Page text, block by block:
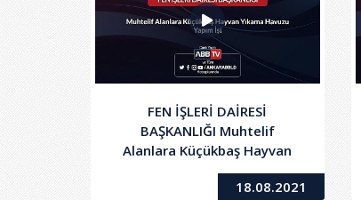
FEN İŞLERİ DAİRESİ
BAŞKANLIĞI Muhtelif
Alanlara Küçükbaş Hayvan
Yıkama Havuzu Yapım İşi
18.08.2021